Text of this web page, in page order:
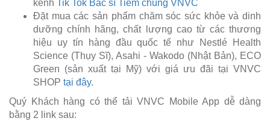
kênh Tik Tok Bác sĩ Tiêm chủng VNVC
Đặt mua các sản phẩm chăm sóc sức khỏe và dinh
dưỡng chính hãng, chất lượng cao từ các thương
hiệu uy tín hàng đầu quốc tế như Nestlé Health
Science (Thụy Sĩ), Asahi - Wakodo (Nhật Bản), ECO
Green (sản xuất tại Mỹ) với giá ưu đãi tại VNVC
SHOP tại đây.
Quý Khách hàng có thể tải VNVC Mobile App dễ dàng
bằng 2 link sau: